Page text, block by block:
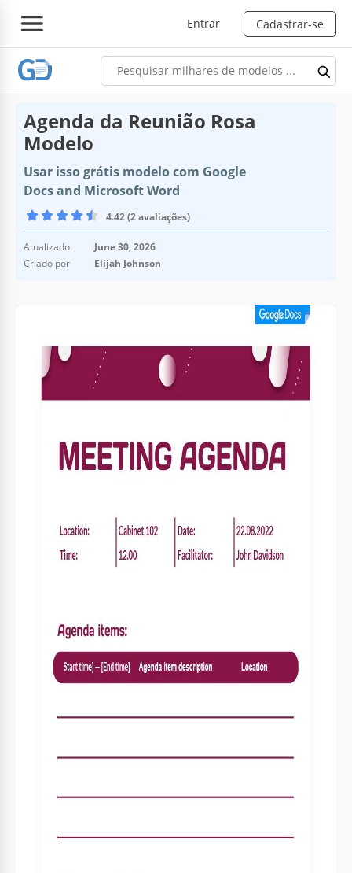
Entrar Cadastrar-se
Agenda da Reunião Rosa
Modelo
Usar isso grátis modelo com Google
Docs and Microsoft Word
4.42 (2 avaliações)
Atualizado
June 30, 2026
Criado por
Elijah Johnson